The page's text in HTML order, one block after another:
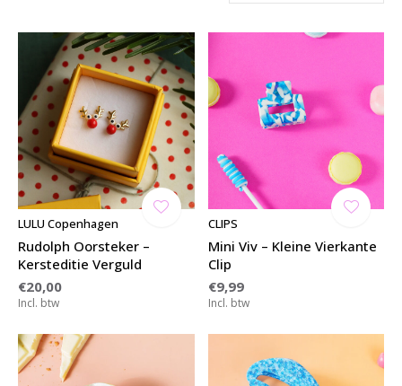
LULU Copenhagen
Rudolph Oorsteker –
Kersteditie Verguld
€20,00
Incl. btw
CLIPS
Mini Viv – Kleine Vierkante
Clip
€9,99
Incl. btw